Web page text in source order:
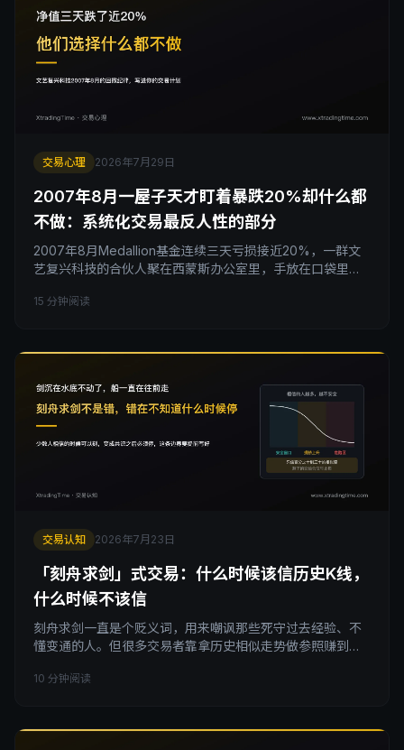
交易心理 2026年7月29日
2007年8月一屋子天才盯着暴跌20%却什么都
不做：系统化交易最反人性的部分
2007年8月Medallion基金连续三天亏损接近20%，一群文
艺复兴科技的合伙人聚在西蒙斯办公室里，手放在口袋里，
写在纸上的纪律：回撤只要落在系统历史区间内，就是正常
条和止损位一样具体的书面规则。
15 分钟阅读
交易认知 2026年7月23日
「刻舟求剑」式交易：什么时候该信历史K线，
什么时候不该信
刻舟求剑一直是个贬义词，用来嘲讽那些死守过去经验、不
懂变通的人。但很多交易者靠拿历史相似走势做参照赚到了
可以用、什么时候必须停。这篇文章拆解一套有边界、有退
10 分钟阅读